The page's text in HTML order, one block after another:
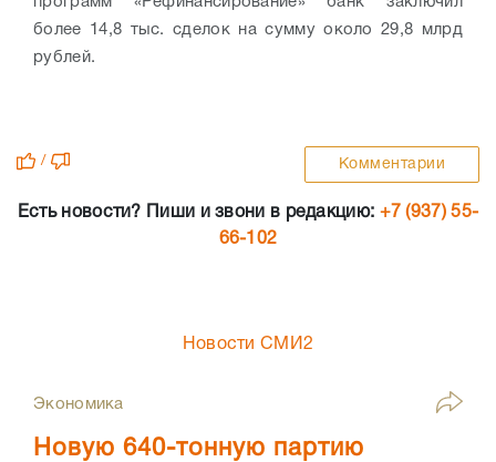
более 14,8 тыс. сделок на сумму около 29,8 млрд
рублей.
/ Комментарии
Есть новости? Пиши и звони в редакцию: +7 (937) 55-
66-102
Новости СМИ2
Экономика
Новую 640-тонную партию